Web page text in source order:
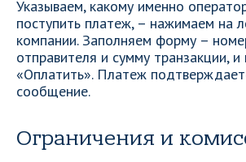
Указываем, какому именно
поступить платеж, – нажимаем на
компании. Заполняем форму –
отправителя и сумму транзакции,
«Оплатить». Платеж
сообщение.
Ограничения и